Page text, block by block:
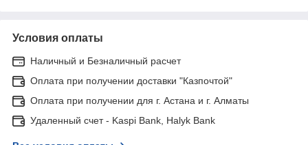
Условия оплаты
Наличный и Безналичный расчет
Оплата при получении доставки "Казпочтой"
Оплата при получении для г. Астана и г. Алматы
Удаленный счет - Kaspi Bank, Halyk Bank